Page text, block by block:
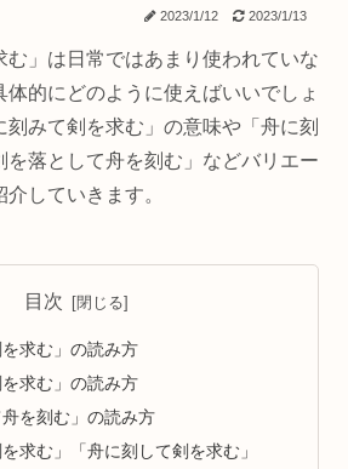
2023/1/12 2023/1/13
む」は日常ではあまり使われていな
体的にどのように使えばいいでしょ
刻みて剣を求む」の意味や「舟に刻
を落として舟を刻む」などバリエー
していきます。
目次
を求む」の読み方
を求む」の読み方
舟を刻む」の読み方
を求む」「舟に刻して剣を求む」